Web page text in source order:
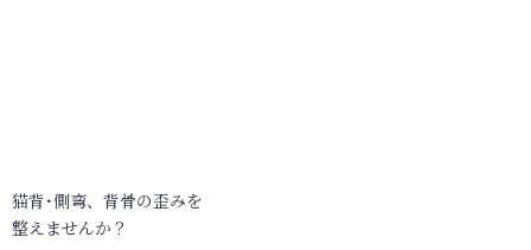
猫背･側弯、背骨の歪みを
整えませんか？